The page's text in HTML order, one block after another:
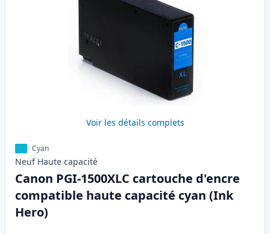
Voir les détails complets
Cyan
Neuf Haute capacité
Canon PGI-1500XLC cartouche d'encre
compatible haute capacité cyan (Ink
Hero)